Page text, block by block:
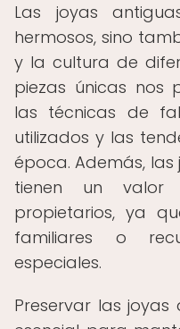
Las joyas
hermosos, sino
y la cultura de
piezas únicas nos
las técnicas de
utilizados y las
época. Además,
tienen un valor
propietarios, ya
familiares o
especiales.
Preservar las